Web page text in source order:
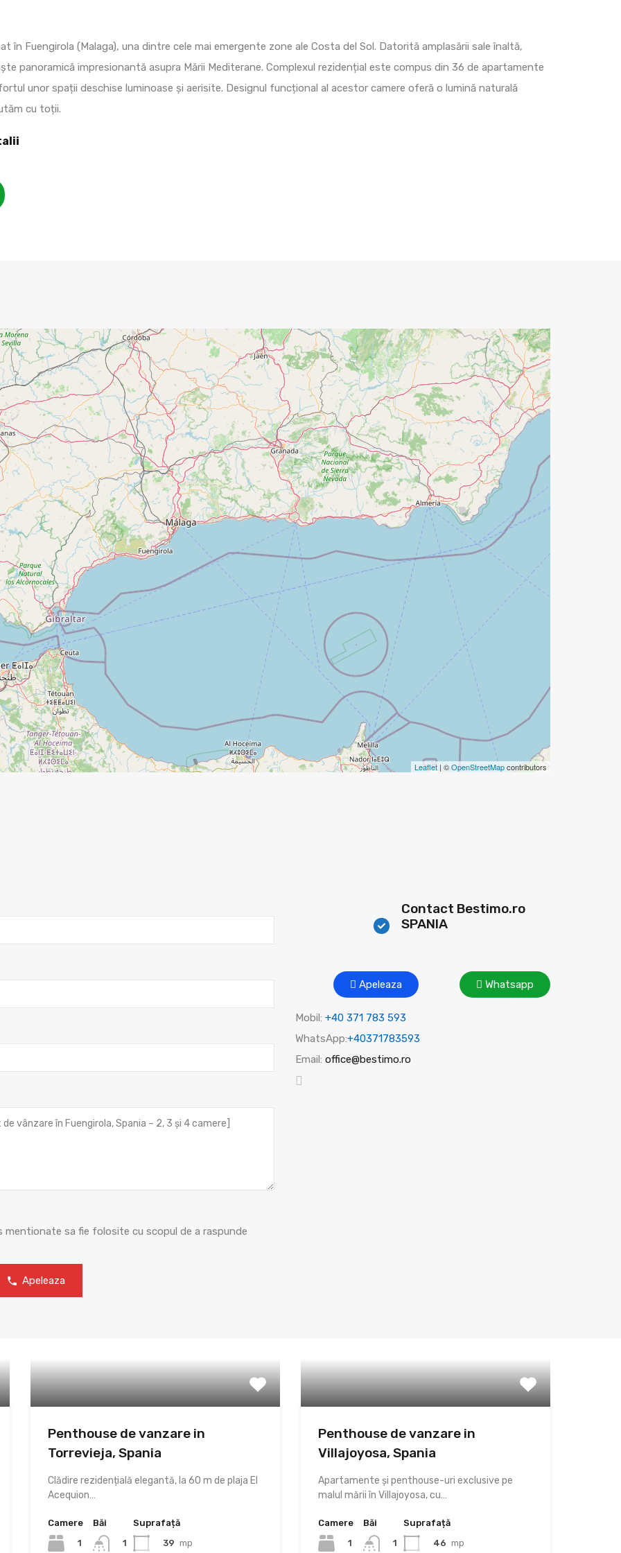
Fuengirola (Malaga), una dintre cele mai emergente zone ale Costa del Sol. Datorită amplasării sale înaltă,
panoramică impresionantă asupra Mării Mediterane. Complexul rezidențial este compus din 36 de apartamente
unor spații deschise luminoase și aerisite. Designul funcțional al acestor camere oferă o lumină naturală
cu toții.
Leaflet | ©OpenStreetMapcontributors
Contact Bestimo.ro
SPANIA
Apeleaza Whatsapp
Mobil:+40 371 783 593
WhatsApp:+40371783593
Email:office@bestimo.ro
sa fie folosite cu scopul de a raspunde
Apeleaza
Penthouse de vanzare in
Torrevieja, Spania
Clădire rezidențială elegantă, la 60 m de plaja El
Acequion…
Camere
1
Băi
1
Suprafață
39 mp
Penthouse de vanzare in
Villajoyosa, Spania
Apartamente și penthouse-uri exclusive pe
malul mării în Villajoyosa, cu…
Camere
1
Băi
1
Suprafață
46 mp